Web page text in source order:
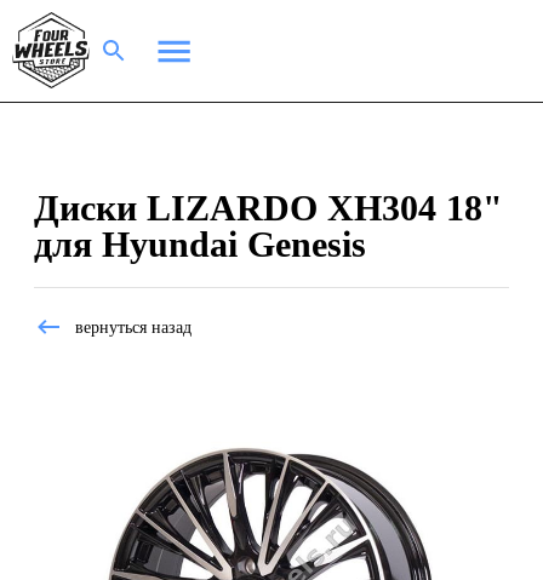
Диски LIZARDO XH304 18"
для Hyundai Genesis
вернуться назад